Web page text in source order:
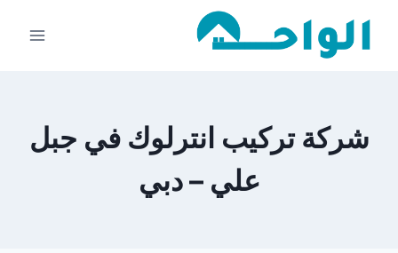
شركة تركيب انترلوك في جبل
علي – دبي